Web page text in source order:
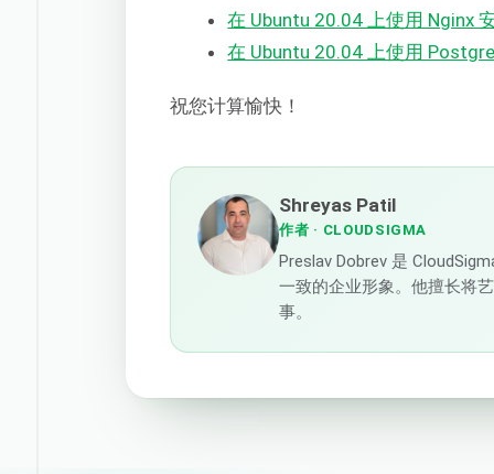
在 Ubuntu 20.04 上使用 Nginx
在 Ubuntu 20.04 上使用
祝您计算愉快！
Shreyas Patil
作者 · CLOUDSIGMA
Preslav Dobrev 是
一致的企业形象。他擅长将
事。